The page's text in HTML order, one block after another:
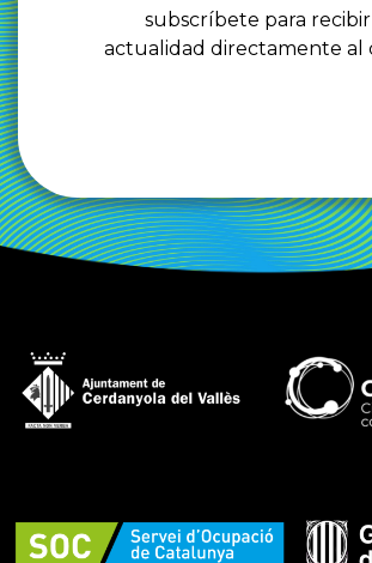
subscríbete para
actualidad directamente al